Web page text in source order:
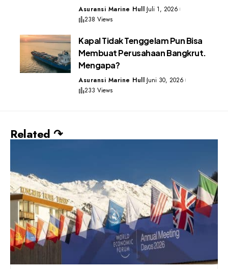
Asuransi Marine Hull Juli 1, 2026
238 Views
Kapal Tidak Tenggelam Pun Bisa
Membuat Perusahaan Bangkrut.
Mengapa?
Asuransi Marine Hull Juni 30, 2026
233 Views
Related ↷